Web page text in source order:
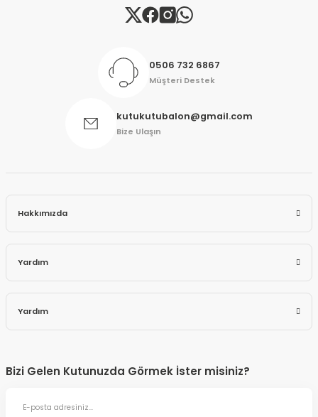
0506 732 6867
Müşteri Destek
kutukutubalon@gmail.com
Bize Ulaşın
Hakkımızda
Yardım
Yardım
Bizi Gelen Kutunuzda Görmek İster misiniz?